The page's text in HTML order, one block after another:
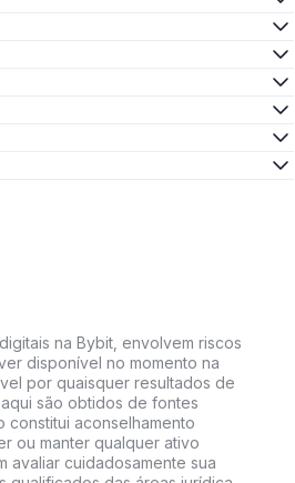
na Bybit, envolvem riscos
disponível no momento na
por quaisquer resultados de
são obtidos de fontes
constitui aconselhamento
ou manter qualquer ativo
avaliar cuidadosamente sua